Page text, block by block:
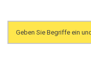
Search form